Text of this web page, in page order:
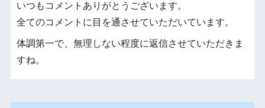
いつもコメントありがとうございます。
全てのコメントに目を通させていただいています。
体調第一で、無理しない程度に返信させていただきま
すね。